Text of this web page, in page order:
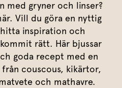
Marinad
Kryddsmör
Örtsalt & rub
Timjan
Oregano
Citronmeliss
Röd
Allt om sallat
Vårt sortiment
gör salladen
med gryner och linser?
Vill du göra en nyttig
inspiration och
rätt. Här bjussar
goda recept med en
couscous, kikärtor,
och mathavre.